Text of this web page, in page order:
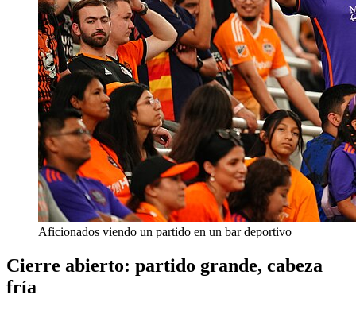
Aficionados viendo un partido en un bar deportivo
Cierre abierto: partido grande, cabeza
fría